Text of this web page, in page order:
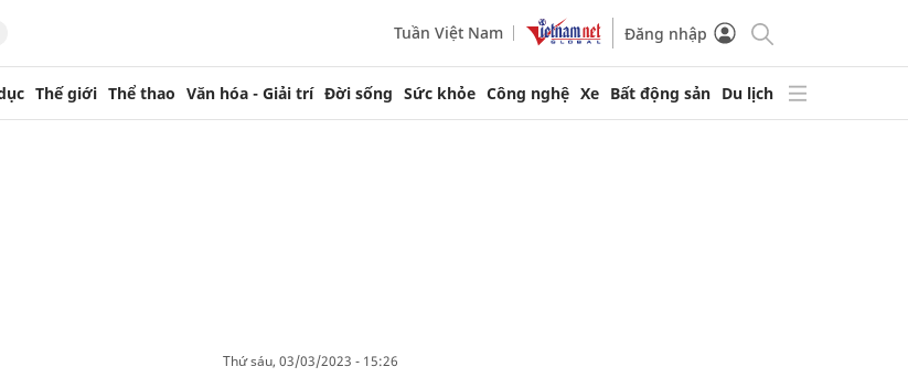
Tuần Việt Nam Đăng nhập
Thế giới Thể thao Văn hóa - Giải trí Đời sống Sức khỏe Công nghệ Xe Bất động sản Du lịch
thứ sáu, 03/03/2023 - 15:26